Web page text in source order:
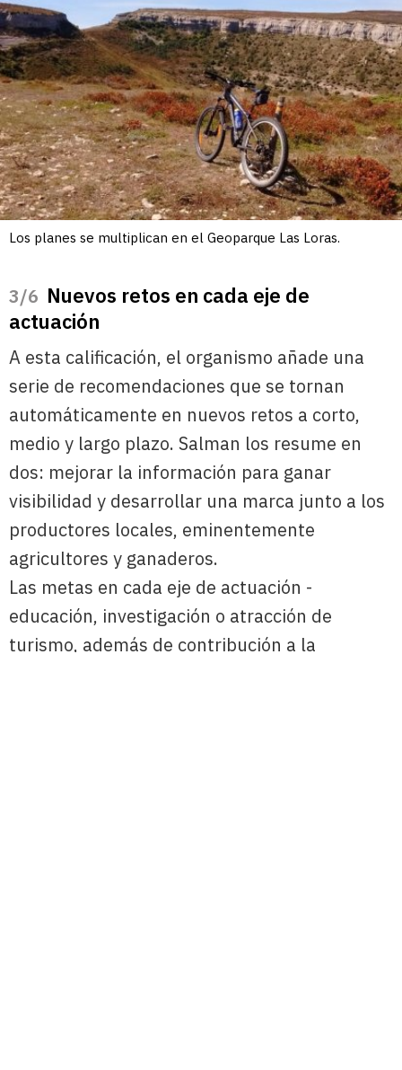
Los planes se multiplican en el Geoparque Las Loras.
/6 Nuevos retos en cada eje de
actuación
A esta calificación, el organismo añade una
serie de recomendaciones que se tornan
automáticamente en nuevos retos a corto,
medio y largo plazo. Salman los resume en
dos: mejorar la información para ganar
visibilidad y desarrollar una marca junto a los
productores locales, eminentemente
agricultores y ganaderos.
Las metas en cada eje de actuación -
educación, investigación o atracción de
turismo, además de contribución a la